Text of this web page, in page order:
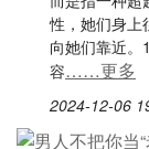
性，她们身上
向她们靠近。
容……更多
2024-12-06